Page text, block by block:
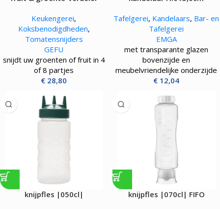
Keukengerei,
Koksbenodigdheden,
Tomatensnijders
GEFU
snijdt uw groenten of fruit in 4
of 8 partjes
€ 28,80
Tafelgerei, Kandelaars, Bar- en
Tafelgerei
EMGA
met transparante glazen
bovenzijde en
meubelvriendelijke onderzijde
€ 12,04
knijpfles |050cl| knijpfles |070cl| FIFO